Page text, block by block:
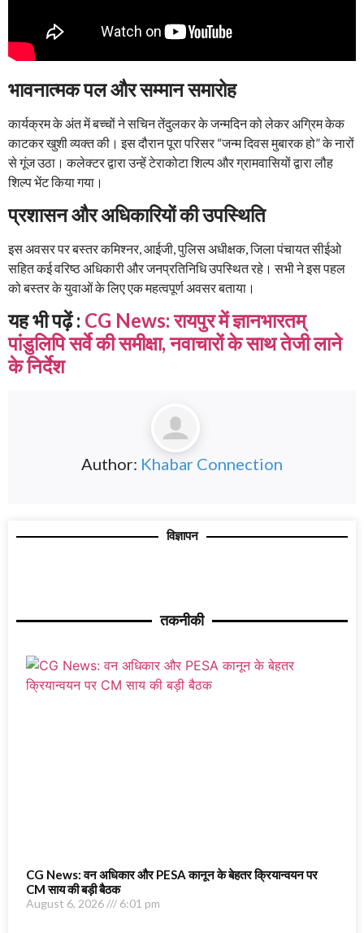
भावनात्मक पल और सम्मान समारोह
कार्यक्रम के अंत में बच्चों ने सचिन तेंदुलकर के जन्मदिन को लेकर अग्रिम केक
काटकर खुशी व्यक्त की। इस दौरान पूरा परिसर “जन्म दिवस मुबारक हो” के नारों
से गूंज उठा। कलेक्टर द्वारा उन्हें टेराकोटा शिल्प और ग्रामवासियों द्वारा लौह
शिल्प भेंट किया गया।
प्रशासन और अधिकारियों की उपस्थिति
इस अवसर पर बस्तर कमिश्नर, आईजी, पुलिस अधीक्षक, जिला पंचायत सीईओ
सहित कई वरिष्ठ अधिकारी और जनप्रतिनिधि उपस्थित रहे। सभी ने इस पहल
को बस्तर के युवाओं के लिए एक महत्वपूर्ण अवसर बताया।
यह भी पढ़ें : CG News: रायपुर में ज्ञानभारतम्
पांडुलिपि सर्वे की समीक्षा, नवाचारों के साथ तेजी लाने
के निर्देश
Author: Khabar Connection
विज्ञापन
तकनीकी
CG News: वन अधिकार और PESA कानून के बेहतर क्रियान्वयन पर
CM साय की बड़ी बैठक
August 6, 2026 6:01 pm